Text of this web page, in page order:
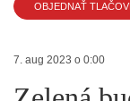
OBJEDNAŤ
7. aug 2023 o 0:00